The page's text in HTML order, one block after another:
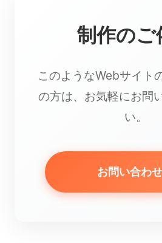
制作のご
このようなWebサイト
の方は、お気軽にお問
い。
お問い合わ